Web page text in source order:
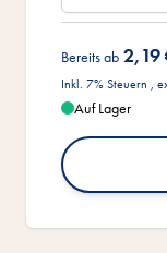
Bereits ab 2,19
Inkl. 7% Steuern ,
Auf Lager